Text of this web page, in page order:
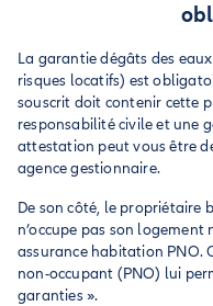
La garantie dégâts des
risques locatifs) est
souscrit doit contenir cette
responsabilité civile et une
attestation peut vous être
agence gestionnaire.
De son côté, le propriétaire
n’occupe pas son logement
assurance habitation PNO.
non-occupant (PNO) lui
garanties ».